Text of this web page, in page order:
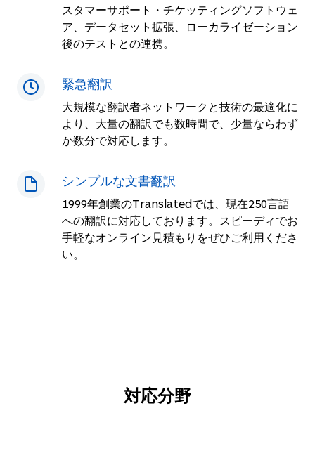
スタマーサポート・チケッティングソフトウェ
ア、データセット拡張、ローカライゼーション
後のテストとの連携。
緊急翻訳
大規模な翻訳者ネットワークと技術の最適化に
より、大量の翻訳でも数時間で、少量ならわず
か数分で対応します。
シンプルな文書翻訳
1999年創業のTranslatedでは、現在250言語
への翻訳に対応しております。スピーディでお
手軽なオンライン見積もりをぜひご利用くださ
い。
対応分野